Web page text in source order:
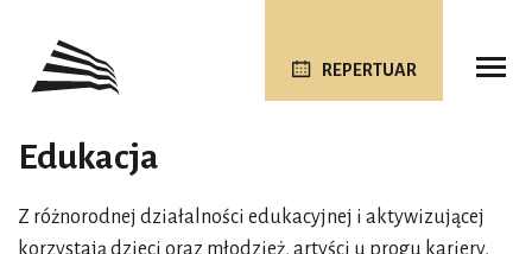
REPERTUAR
Edukacja
Z różnorodnej działalności edukacyjnej i aktywizującej
korzystają dzieci oraz młodzież, artyści u progu kariery,